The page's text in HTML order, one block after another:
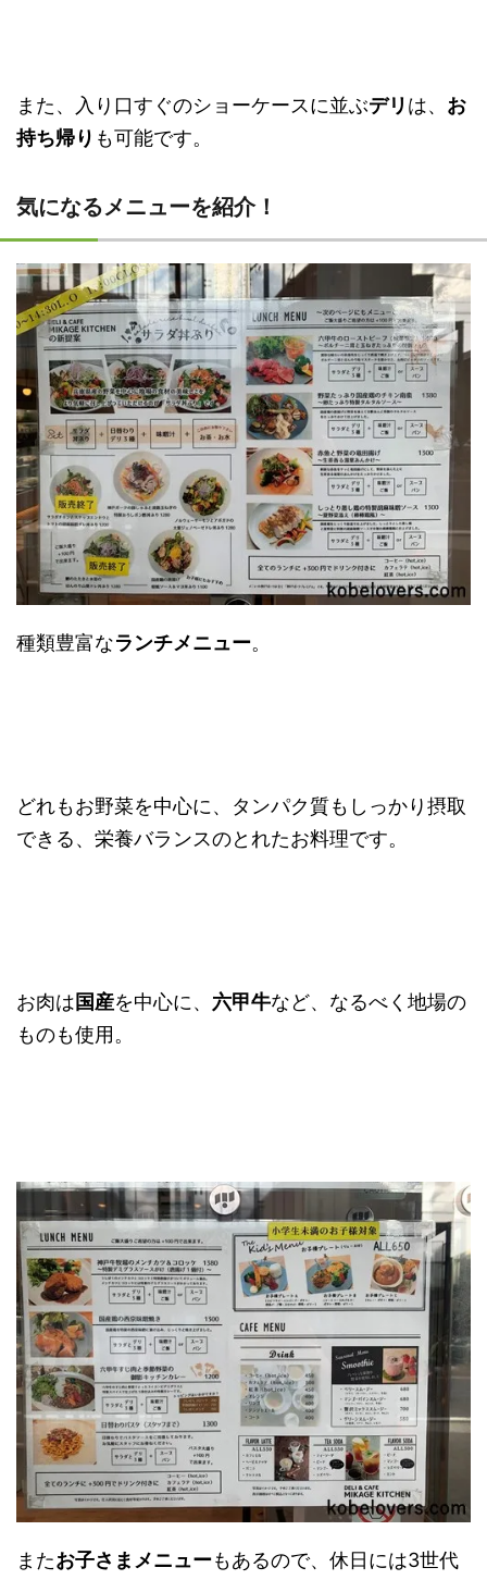
また、入り口すぐのショーケースに並ぶデリ は、 お
持ち帰り も可能です。
気になるメニューを紹介！
種類豊富なランチメニュー。
どれもお野菜を中心に、タンパク質もしっかり摂取
できる、栄養バランスのとれたお料理です。
お肉は国産を中心に、 六甲牛など、なるべく地場の
ものも使用。
またお子さまメニューもあるので、休日には3世代